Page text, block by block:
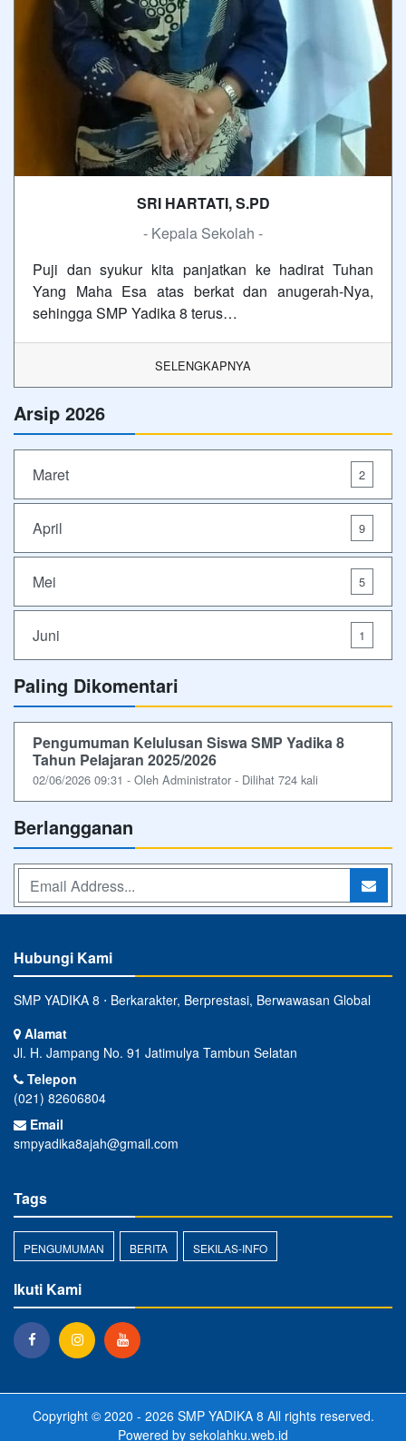
SRI HARTATI, S.PD
- Kepala Sekolah -
Puji dan syukur kita panjatkan ke hadirat Tuhan
Yang Maha Esa atas berkat dan anugerah-Nya,
sehingga SMP Yadika 8 terus…
SELENGKAPNYA
Arsip 2026
Maret 2
April 9
Mei 5
Juni 1
Paling Dikomentari
Pengumuman Kelulusan Siswa SMP Yadika 8
Tahun Pelajaran 2025/2026
02/06/2026 09:31 - Oleh Administrator - Dilihat 724 kali
Berlangganan
Hubungi Kami
SMP YADIKA 8 ⋅ Berkarakter, Berprestasi, Berwawasan Global
Alamat
Jl. H. Jampang No. 91 Jatimulya Tambun Selatan
Telepon
(021) 82606804
Email
smpyadika8ajah@gmail.com
Tags
PENGUMUMAN BERITA SEKILAS-INFO
Ikuti Kami
Copyright © 2020 - 2026 SMP YADIKA 8 All rights reserved.
Powered by sekolahku.web.id